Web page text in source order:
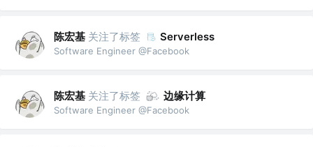
陈宏基 关注了标签 Serverless
Software Engineer @Facebook
陈宏基 关注了标签 边缘计算
Software Engineer @Facebook